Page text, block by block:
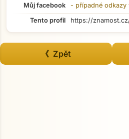
Můj facebook
- případné odkazy
Tento profil
https://
《 Zpět